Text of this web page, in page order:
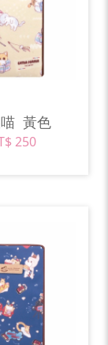
黃色
250